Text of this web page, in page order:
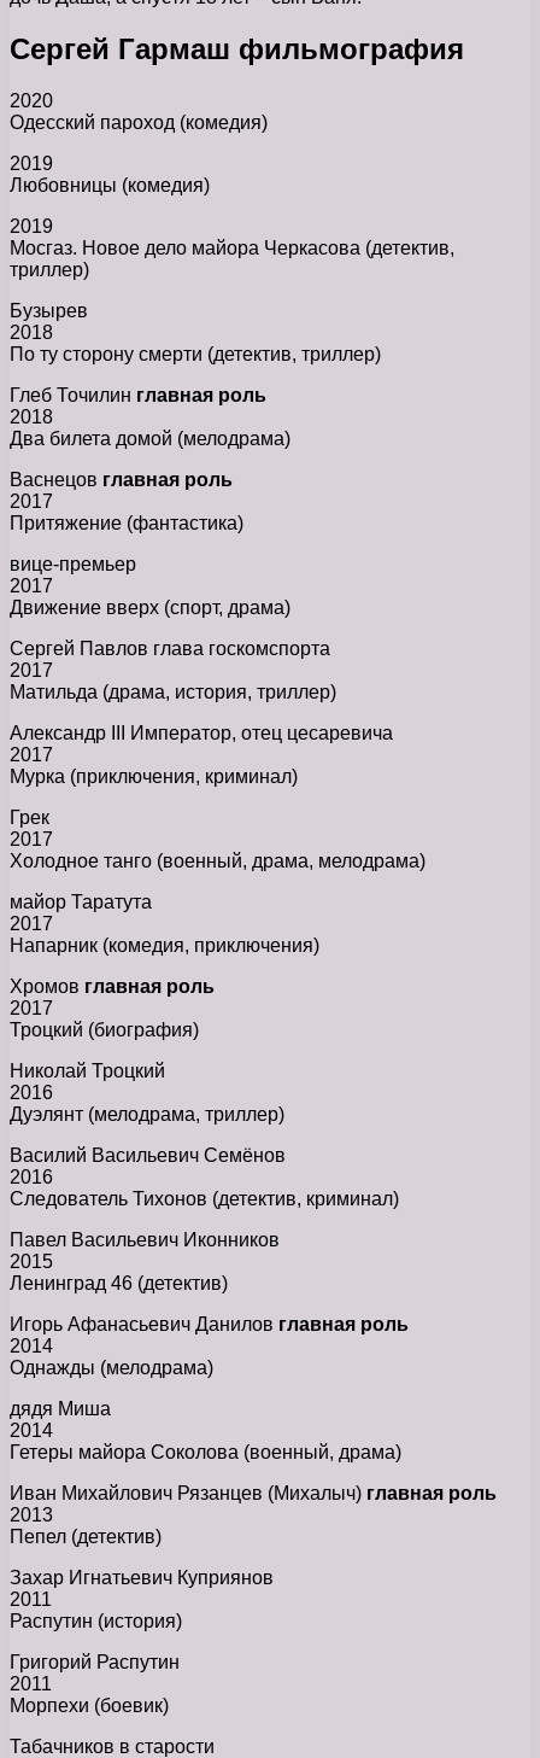
Сергей Гармаш фильмография
2020
Одесский пароход (комедия)
2019
Любовницы (комедия)
2019
Мосгаз. Новое дело майора Черкасова (детектив,
триллер)
Бузырев
2018
По ту сторону смерти (детектив, триллер)
Глеб Точилин главная роль
2018
Два билета домой (мелодрама)
Васнецов главная роль
2017
Притяжение (фантастика)
вице-премьер
2017
Движение вверх (спорт, драма)
Сергей Павлов глава госкомспорта
2017
Матильда (драма, история, триллер)
Александр III Император, отец цесаревича
2017
Мурка (приключения, криминал)
Грек
2017
Холодное танго (военный, драма, мелодрама)
майор Таратута
2017
Напарник (комедия, приключения)
Хромов главная роль
2017
Троцкий (биография)
Николай Троцкий
2016
Дуэлянт (мелодрама, триллер)
Василий Васильевич Семёнов
2016
Следователь Тихонов (детектив, криминал)
Павел Васильевич Иконников
2015
Ленинград 46 (детектив)
Игорь Афанасьевич Данилов главная роль
2014
Однажды (мелодрама)
дядя Миша
2014
Гетеры майора Соколова (военный, драма)
Иван Михайлович Рязанцев (Михалыч) главная роль
2013
Пепел (детектив)
Захар Игнатьевич Куприянов
2011
Распутин (история)
Григорий Распутин
2011
Морпехи (боевик)
Табачников в старости